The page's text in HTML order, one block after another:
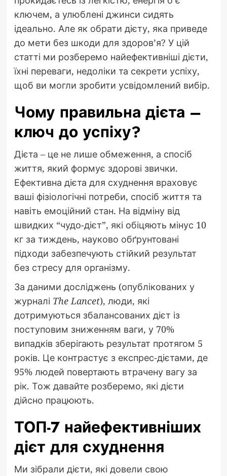
ключем, а улюблені джинси сидять
ідеально. Але як обрати дієту, яка приведе
до мети без шкоди для здоров’я? У цій
статті ми розберемо найефективніші дієти,
їхні переваги, недоліки та секрети успіху,
щоб ви могли зробити усвідомлений вибір.
Чому правильна дієта –
ключ до успіху?
Дієта – це не лише обмеження, а спосіб
життя, який формує здорові звички.
Ефективна дієта для схуднення враховує
ваші фізіологічні потреби, спосіб життя та
навіть емоційний стан. На відміну від
швидких “чудо-дієт”, які обіцяють мінус 10
кг за тиждень, науково обґрунтовані
підходи забезпечують стійкий результат
без стресу для організму.
За даними досліджень (опублікованих у
журналі The Lancet), люди, які
дотримуються збалансованих дієт із
поступовим зниженням ваги, у 70%
випадків зберігають результат протягом 5
років. Це контрастує з експрес-дієтами, де
95% людей повертають втрачену вагу за
рік. Тож давайте розберемо, які дієти
дійсно працюють.
ТОП-7 найефективніших
дієт для схуднення
Ми зібрали дієти, які довели свою